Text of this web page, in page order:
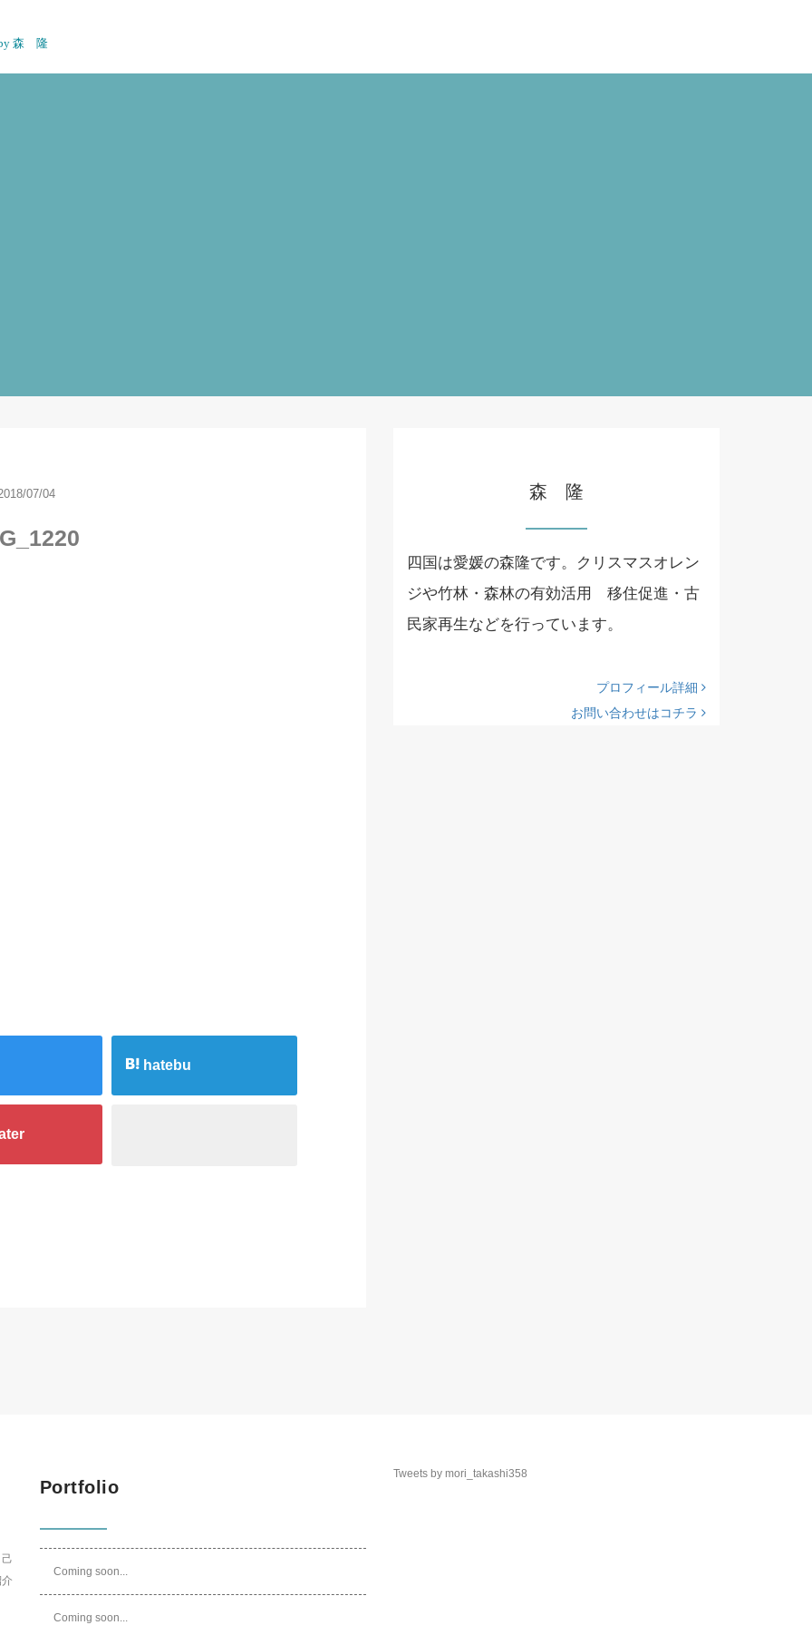
森 隆
07/04
hatebu
森 隆
四国は愛媛の森隆です。クリスマスオレン
ジや竹林・森林の有効活用 移住促進・古
民家再生などを行っています。
プロフィール詳細
お問い合わせはコチラ
Portfolio
Coming soon...
Coming soon...
Tweets by mori_takashi358